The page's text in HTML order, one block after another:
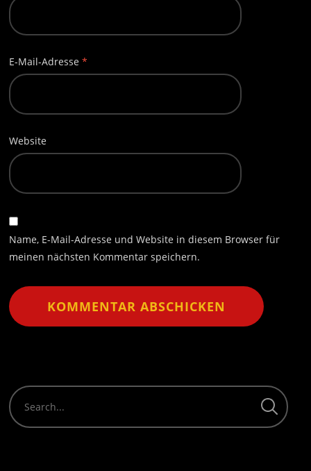
E-Mail-Adresse*
Website
Name, E-Mail-Adresse und Website in diesem Browser für
meinen nächsten Kommentar speichern.